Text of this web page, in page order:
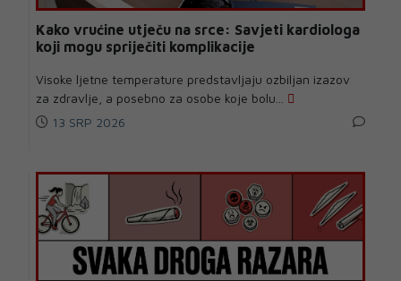
Kako vrućine utječu na srce: Savjeti kardiologa
koji mogu spriječiti komplikacije
Visoke ljetne temperature predstavljaju ozbiljan izazov
za zdravlje, a posebno za osobe koje bolu...
13 SRP 2026